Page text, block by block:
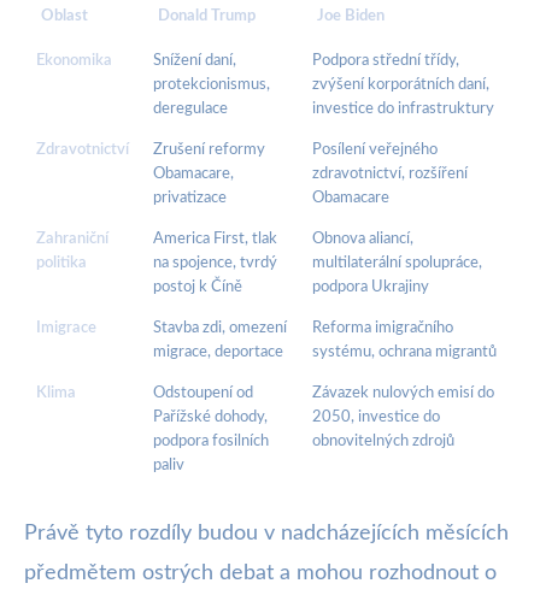
Oblast Donald Trump Joe Biden
Ekonomika
Snížení daní,
protekcionismus,
deregulace
Podpora střední třídy,
zvýšení korporátních daní,
investice do infrastruktury
Zdravotnictví
Zrušení reformy
Obamacare,
privatizace
Posílení veřejného
zdravotnictví, rozšíření
Obamacare
Zahraniční
politika
America First, tlak
na spojence, tvrdý
postoj k Číně
Obnova aliancí,
multilaterální spolupráce,
podpora Ukrajiny
Imigrace
Stavba zdi, omezení
migrace, deportace
Reforma imigračního
systému, ochrana migrantů
Klima
Odstoupení od
Pařížské dohody,
podpora fosilních
paliv
Závazek nulových emisí do
2050, investice do
obnovitelných zdrojů
Právě tyto rozdíly budou v nadcházejících měsících
předmětem ostrých debat a mohou rozhodnout o